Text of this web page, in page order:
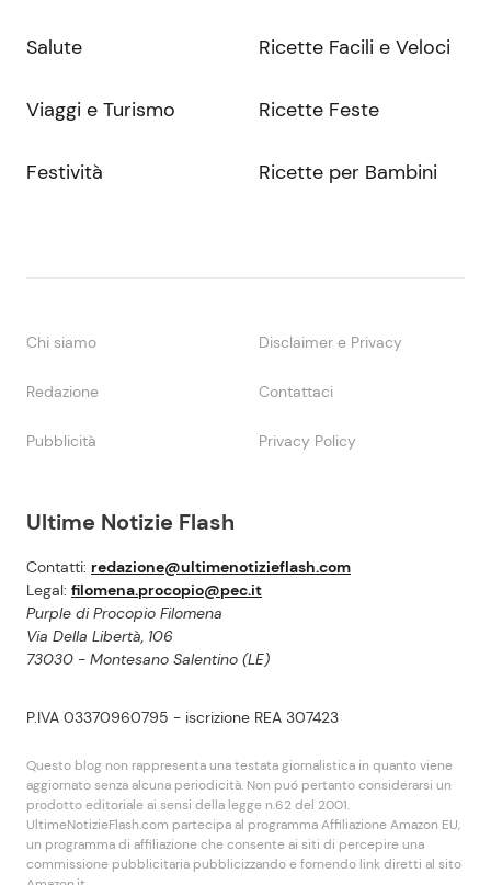
Ultime Notizie Flash
Contatti: redazione@ultimenotizieflash.com
Legal: filomena.procopio@pec.it
Purple di Procopio Filomena
Via Della Libertà, 106
73030 - Montesano Salentino (LE)
P.IVA 03370960795 - iscrizione REA 307423
Questo blog non rappresenta una testata giornalistica in quanto viene
aggiornato senza alcuna periodicità. Non puó pertanto considerarsi un
prodotto editoriale ai sensi della legge n.62 del 2001.
UltimeNotizieFlash.com partecipa al programma Affiliazione Amazon EU,
un programma di affiliazione che consente ai siti di percepire una
commissione pubblicitaria pubblicizzando e fornendo link diretti al sito
Salute
Viaggi e Turismo
Festività
Ricette Facili e Veloci
Ricette Feste
Ricette per Bambini
Chi siamo Disclaimer e Privacy
Redazione Contattaci
Pubblicità Privacy Policy